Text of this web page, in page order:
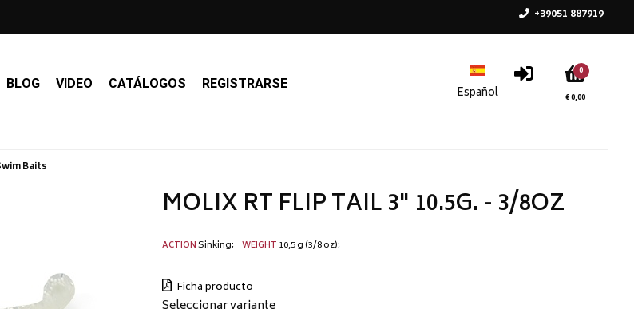
+39051 887919
0
€ 0,00
BLOG VIDEO CATÁLOGOS REGISTRARSE
Baits
MOLIX RT FLIP TAIL 3" 10.5G. - 3/8OZ
ACTIONSinking WEIGHT 10,5 g (3/8 oz)
Ficha producto